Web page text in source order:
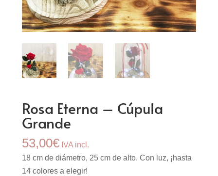
Rosa Eterna – Cúpula
Grande
53,00€ IVA incl.
18 cm de diámetro, 25 cm de alto. Con luz, ¡hasta
14 colores a elegir!